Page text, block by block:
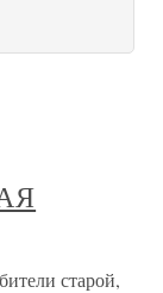
старой,